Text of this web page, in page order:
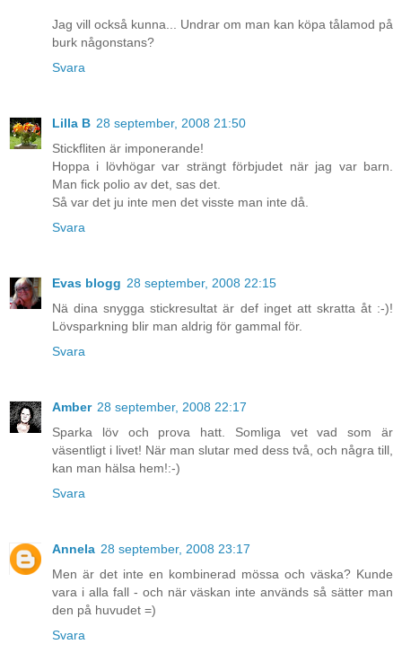
Jag vill också kunna... Undrar om man kan köpa tålamod på
burk någonstans?
Svara
Lilla B 28 september, 2008 21:50
Stickfliten är imponerande!
Hoppa i lövhögar var strängt förbjudet när jag var barn.
Man fick polio av det, sas det.
Så var det ju inte men det visste man inte då.
Svara
Evas blogg 28 september, 2008 22:15
Nä dina snygga stickresultat är def inget att skratta åt :-)!
Lövsparkning blir man aldrig för gammal för.
Svara
Amber 28 september, 2008 22:17
Sparka löv och prova hatt. Somliga vet vad som är
väsentligt i livet! När man slutar med dess två, och några till,
kan man hälsa hem!:-)
Svara
Annela 28 september, 2008 23:17
Men är det inte en kombinerad mössa och väska? Kunde
vara i alla fall - och när väskan inte används så sätter man
den på huvudet =)
Svara